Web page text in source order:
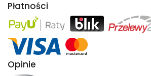
Płatności
Opinie